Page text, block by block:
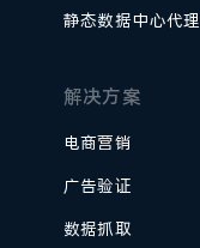
静态数据中心代理
解决方案
电商营销
广告验证
数据抓取